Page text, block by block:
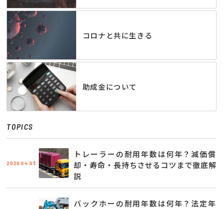
コロナと共に生きる
助成金について
TOPICS
2026.04.03
トレーラーの耐用年数は何年？減価償
却・寿命・長持ちさせるコツまで徹底解
説
バックホーの耐用年数は何年？法定年